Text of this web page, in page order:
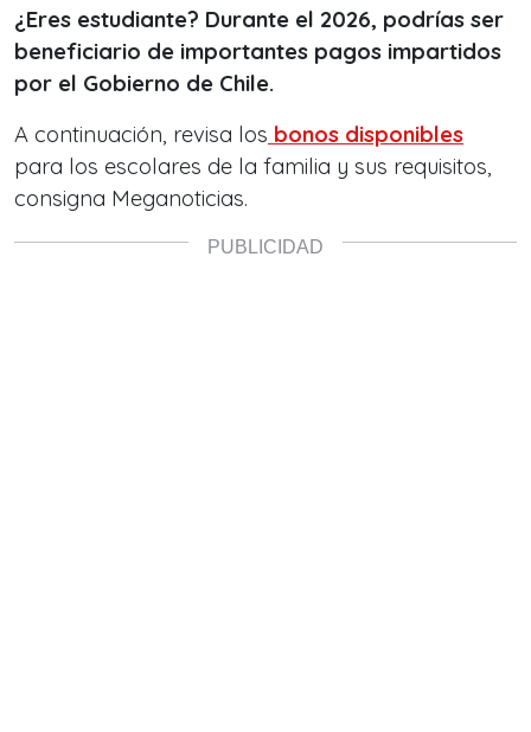
¿Eres estudiante? Durante el 2026, podrías ser
beneficiario de importantes pagos impartidos
por el Gobierno de Chile.
A continuación, revisa los bonos disponibles
para los escolares de la familia y sus requisitos,
consigna Meganoticias.